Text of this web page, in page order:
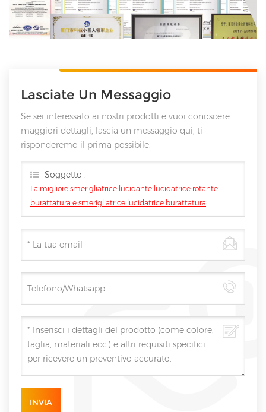
Lasciate Un Messaggio
Se sei interessato ai nostri prodotti e vuoi conoscere
maggiori dettagli, lascia un messaggio qui, ti
risponderemo il prima possibile.
Soggetto :
La migliore smerigliatrice lucidante lucidatrice rotante
burattatura e smerigliatrice lucidatrice burattatura